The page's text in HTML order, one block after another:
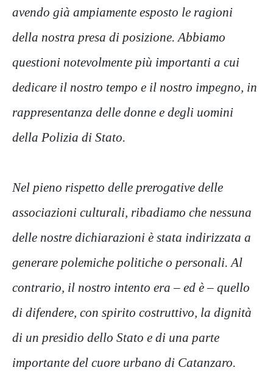
avendo già ampiamente esposto le ragioni
della nostra presa di posizione. Abbiamo
questioni notevolmente più importanti a cui
dedicare il nostro tempo e il nostro impegno, in
rappresentanza delle donne e degli uomini
della Polizia di Stato.
Nel pieno rispetto delle prerogative delle
associazioni culturali, ribadiamo che nessuna
delle nostre dichiarazioni è stata indirizzata a
generare polemiche politiche o personali. Al
contrario, il nostro intento era – ed è – quello
di difendere, con spirito costruttivo, la dignità
di un presidio dello Stato e di una parte
importante del cuore urbano di Catanzaro.